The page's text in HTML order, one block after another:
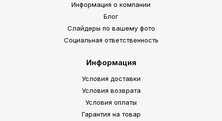
Информация о компании
Блог
Слайдеры по вашему фото
Социальная ответственность
Информация
Условия доставки
Условия возврата
Условия оплаты
Гарантия на товар